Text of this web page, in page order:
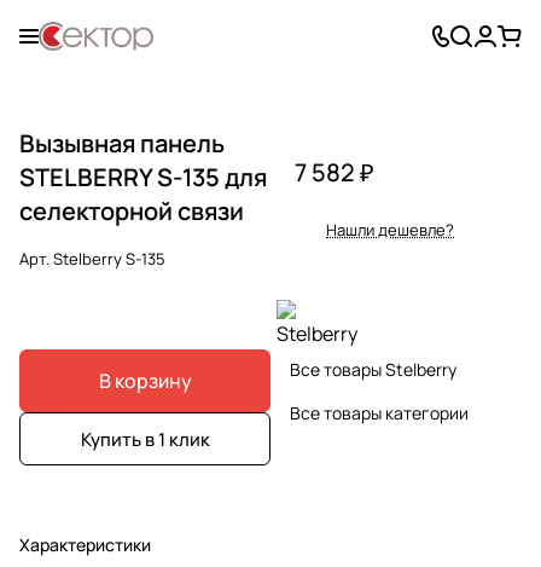
Вызывная панель
STELBERRY S-135 для
селекторной связи
Арт.Stelberry S-135
В корзину
Купить в 1 клик
Характеристики
7 582 ₽
Нашли дешевле?
Все товары Stelberry
Все товары категории